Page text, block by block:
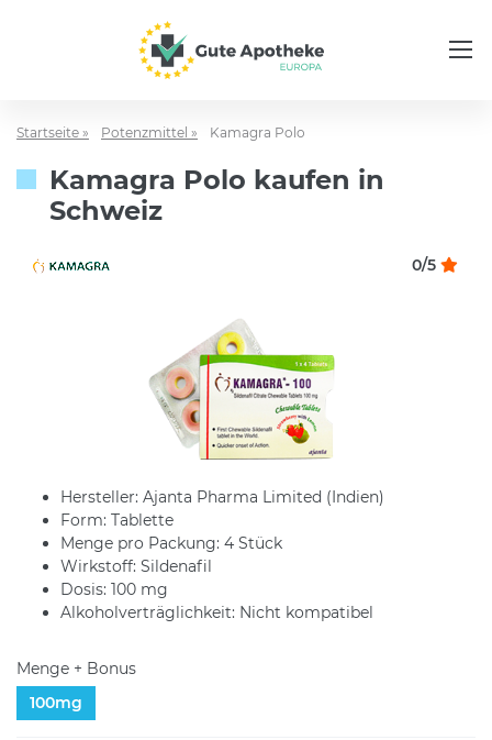
Startseite » Potenzmittel » Kamagra Polo
Kamagra Polo kaufen in
Schweiz
0/5
Hersteller: Ajanta Pharma Limited (Indien)
Form: Tablette
Menge pro Packung: 4 Stück
Wirkstoff: Sildenafil
Dosis: 100 mg
Alkoholverträglichkeit: Nicht kompatibel
Menge + Bonus
100mg